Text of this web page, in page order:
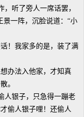
听了旁人一席话罢，
景一阵，沉脸说道：“小
！我家多的是，装了满
办法入他家，才知真
。
银子，只急得一蹦老
偷人银子哩！还偷人